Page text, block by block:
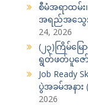
စီမံအရာထမ်း
အရည်အသွေး
24, 2026
(၂၃)ကြိမ်မြ
ရွတ်ဖတ်ပူဇေ
Job Ready
ပွဲအခမ်အနား
2026